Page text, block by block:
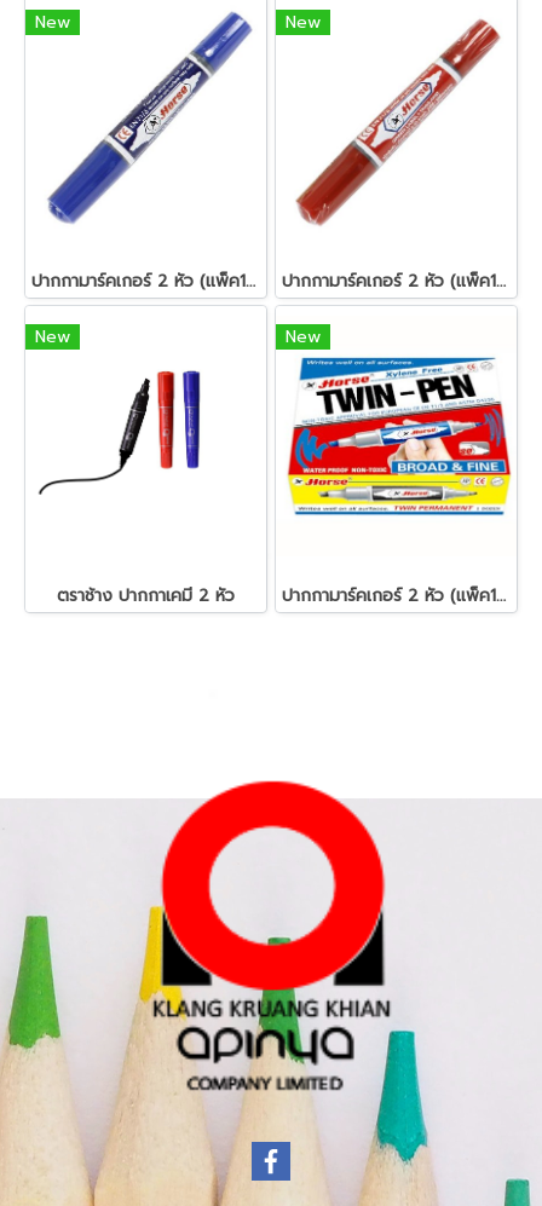
New
ปากกามาร์คเกอร์ 2 หัว (แพ็ค12ด้าม) น้ำเงิน ตราม้า
New
ปากกามาร์คเกอร์ 2 หัว (แพ็ค12ด้าม) แดง ตราม้า
New
ตราช้าง ปากกาเคมี 2 หัว
New
ปากกามาร์คเกอร์ 2 หัว (แพ็ค12ด้าม) ดำ ตราม้า